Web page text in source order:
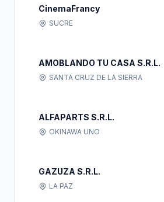
CinemaFrancy
SUCRE
AMOBLANDO TU CASA S.R.L.
SANTA CRUZ DE LA SIERRA
ALFAPARTS S.R.L.
OKINAWA UNO
GAZUZA S.R.L.
LA PAZ